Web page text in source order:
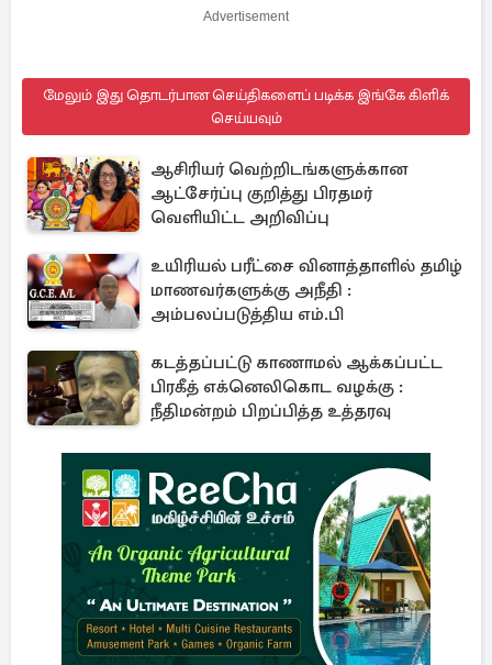
Advertisement
மேலும் இது தொடர்பான செய்திகளைப் படிக்க இங்கே கிளிக்
செய்யவும்
ஆசிரியர் வெற்றிடங்களுக்கான
ஆட்சேர்ப்பு குறித்து பிரதமர்
வெளியிட்ட அறிவிப்பு
உயிரியல் பரீட்சை வினாத்தாளில் தமிழ்
மாணவர்களுக்கு அநீதி :
அம்பலப்படுத்திய எம்.பி
கடத்தப்பட்டு காணாமல் ஆக்கப்பட்ட
பிரகீத் எக்னெலிகொட வழக்கு :
நீதிமன்றம் பிறப்பித்த உத்தரவு